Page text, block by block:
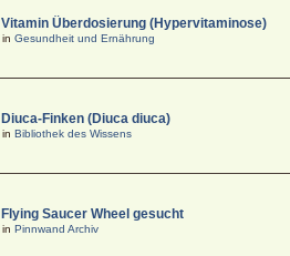
Vitamin Überdosierung (Hypervitaminose)
inGesundheit und Ernährung
Diuca-Finken (Diuca diuca)
inBibliothek des Wissens
Flying Saucer Wheel gesucht
inPinnwand Archiv